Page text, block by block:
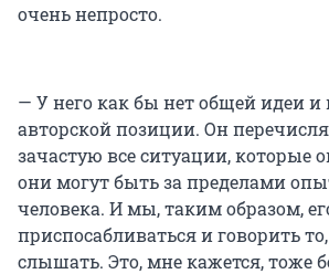
очень непросто.
— У него как бы нет общей идеи и
авторской позиции. Он
зачастую все ситуации, которые
они могут быть за пределами
человека. И мы, таким образом,
приспосабливаться и говорить
слышать. Это, мне кажется, тоже